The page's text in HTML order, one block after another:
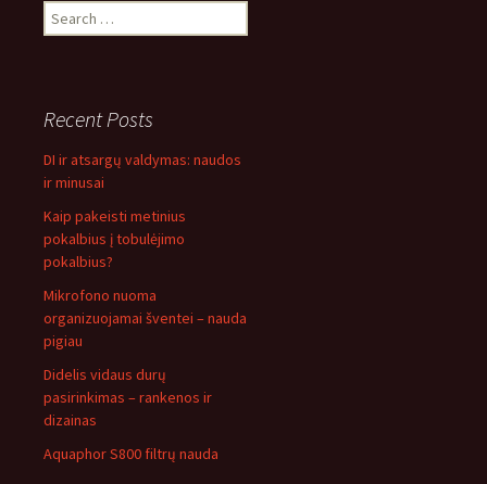
Search
for:
Recent Posts
DI ir atsargų valdymas: naudos
ir minusai
Kaip pakeisti metinius
pokalbius į tobulėjimo
pokalbius?
Mikrofono nuoma
organizuojamai šventei – nauda
pigiau
Didelis vidaus durų
pasirinkimas – rankenos ir
dizainas
Aquaphor S800 filtrų nauda